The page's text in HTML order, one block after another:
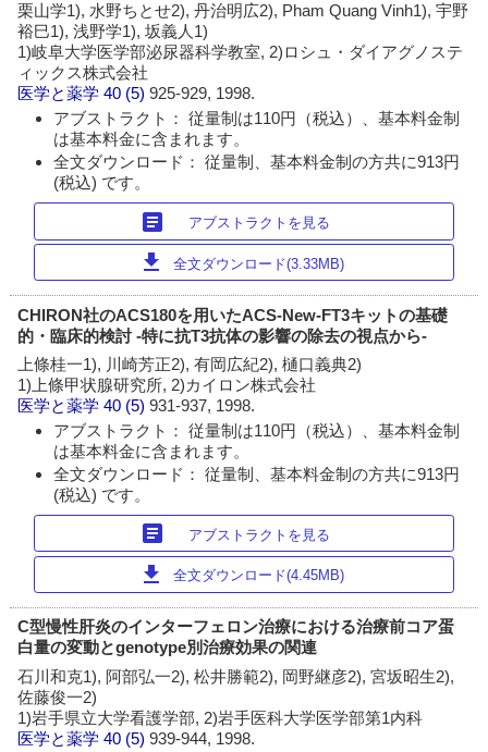
栗山学1), 水野ちとせ2), 丹治明広2), Pham Quang Vinh1), 宇野
裕巳1), 浅野学1), 坂義人1)
1)岐阜大学医学部泌尿器科学教室, 2)ロシュ・ダイアグノステ
ィックス株式会社
医学と薬学 40 (5)925-929, 1998.
アブストラクト： 従量制は110円（税込）、基本料金制
は基本料金に含まれます。
全文ダウンロード： 従量制、基本料金制の方共に913円
(税込) です。
article アブストラクトを見る
download 全文ダウンロード(3.33MB)
CHIRON社のACS180を用いたACS-New-FT3キットの基礎
的・臨床的検討 -特に抗T3抗体の影響の除去の視点から-
上條桂一1), 川崎芳正2), 有岡広紀2), 樋口義典2)
1)上條甲状腺研究所, 2)カイロン株式会社
医学と薬学 40 (5)931-937, 1998.
アブストラクト： 従量制は110円（税込）、基本料金制
は基本料金に含まれます。
全文ダウンロード： 従量制、基本料金制の方共に913円
(税込) です。
article アブストラクトを見る
download 全文ダウンロード(4.45MB)
C型慢性肝炎のインターフェロン治療における治療前コア蛋
白量の変動とgenotype別治療効果の関連
石川和克1), 阿部弘一2), 松井勝範2), 岡野継彦2), 宮坂昭生2),
佐藤俊一2)
1)岩手県立大学看護学部, 2)岩手医科大学医学部第1内科
医学と薬学 40 (5)939-944, 1998.